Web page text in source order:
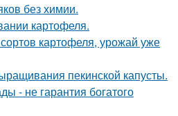
без химии.
картофеля.
картофеля, урожай уже
пекинской капусты.
- не гарантия богатого